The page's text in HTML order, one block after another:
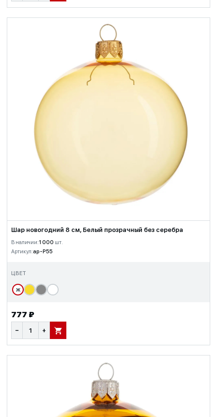
Шар новогодний 8 см, Белый прозрачный без серебра
В наличии:1 000 шт.
Артикул:ap-P55
ЦВЕТ
Ж
777 ₽
− + В КОРЗИНУ